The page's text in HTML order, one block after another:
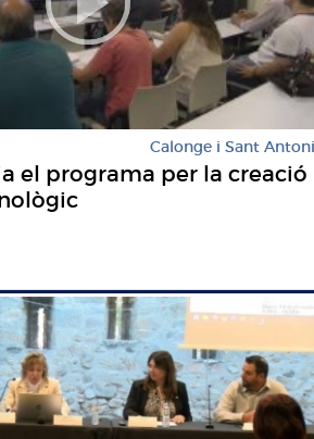
Calonge i Sant Antoni
el programa per la creació